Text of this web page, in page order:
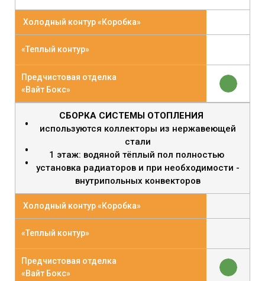
Холодный контур «Коробка»
«Теплый контур»
Предчистовая отделка
«Вайт Бокс»
СБОРКА СИСТЕМЫ ОТОПЛЕНИЯ
используются коллекторы из нержавеющей
стали
1 этаж: водяной тёплый пол полностью
установка радиаторов и при необходимости -
внутрипольных конвекторов
Холодный контур «Коробка»
«Теплый контур»
Предчистовая отделка
«Вайт Бокс»